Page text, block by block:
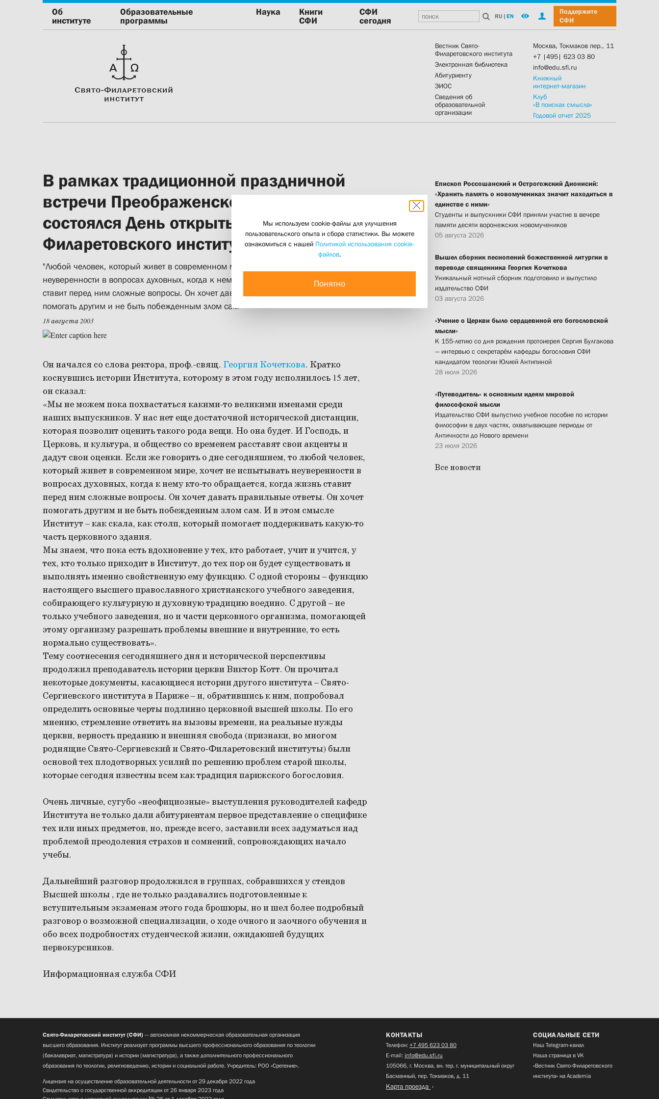
Об
институте
Образовательные
программы
Наука
Книги
СФИ
СФИ
сегодня
RU | EN
Поддержите
СФИ
Вестник Свято-
Филаретовского института
Электронная библиотека
Абитуриенту
ЭИОС
Сведения об
образовательной
организации
Москва, Токмаков пер., 11
+7 |495| 623 03 80
info@edu.sfi.ru
Книжный
интернет-магазин
Клуб
«В поисках смысла»
Годовой отчет 2025
В рамках традиционной праздничной
встречи Преображенского братства
состоялся День открытых дверей Свято-
Филаретовского института
"Любой человек, который живет в современном мире, хочет не испытывать
неуверенности в вопросах духовных, когда к нему кто-то обращается, когда жизнь
ставит перед ним сложные вопросы. Он хочет давать правильные ответы. Он хочет
помогать другим и не быть побежденным злом сам"
18 августа 2003
Он начался со слова ректора, проф.-свящ. Георгия Кочеткова. Кратко
коснувшись истории Института, которому в этом году исполнилось 15 лет,
он сказал:
«Мы не можем пока похвастаться какими-то великими именами среди
наших выпускников. У нас нет еще достаточной исторической дистанции,
которая позволит оценить такого рода вещи. Но она будет. И Господь, и
Церковь, и культура, и общество со временем расставят свои акценты и
дадут свои оценки. Если же говорить о дне сегодняшнем, то любой человек,
который живет в современном мире, хочет не испытывать неуверенности в
вопросах духовных, когда к нему кто-то обращается, когда жизнь ставит
перед ним сложные вопросы. Он хочет давать правильные ответы. Он хочет
помогать другим и не быть побежденным злом сам. И в этом смысле
Институт – как скала, как столп, который помогает поддерживать какую-то
часть церковного здания.
Мы знаем, что пока есть вдохновение у тех, кто работает, учит и учится, у
тех, кто только приходит в Институт, до тех пор он будет существовать и
выполнять именно свойственную ему функцию. С одной стороны – функцию
настоящего высшего православного христианского учебного заведения,
собирающего культурную и духовную традицию воедино. С другой – не
только учебного заведения, но и части церковного организма, помогающей
этому организму разрешать проблемы внешние и внутренние, то есть
нормально существовать».
Тему соотнесения сегодняшнего дня и исторической перспективы
продолжил преподаватель истории церкви Виктор Котт. Он прочитал
некоторые документы, касающиеся истории другого института – Свято-
Сергиевского института в Париже – и, обратившись к ним, попробовал
определить основные черты подлинно церковной высшей школы. По его
мнению, стремление ответить на вызовы времени, на реальные нужды
церкви, верность преданию и внешняя свобода (признаки, во многом
роднящие Свято-Сергиевский и Свято-Филаретовский институты) были
основой тех плодотворных усилий по решению проблем старой школы,
которые сегодня известны всем как традиция парижского богословия.
Очень личные, сугубо «неофициозные» выступления руководителей кафедр
Института не только дали абитуриентам первое представление о специфике
тех или иных предметов, но, прежде всего, заставили всех задуматься над
проблемой преодоления страхов и сомнений, сопровождающих начало
учебы.
Дальнейший разговор продолжился в группах, собравшихся у стендов
Высшей школы , где не только раздавались подготовленные к
вступительным экзаменам этого года брошюры, но и шел более подробный
разговор о возможной специализации, о ходе очного и заочного обучения и
обо всех подробностях студенческой жизни, ожидаюшей будущих
первокурсников.
Информационная служба СФИ
Епископ Россошанский и Острогожский Дионисий:
«Хранить память о новомучениках значит находиться в
единстве с ними»
Студенты и выпускники СФИ приняли участие в вечере
памяти десяти воронежских новомучеников
05 августа 2026
Вышел сборник песнопений божественной литургии в
переводе священника Георгия Кочеткова
Уникальный нотный сборник подготовило и выпустило
издательство СФИ
03 августа 2026
«Учение о Церкви было сердцевиной его богословской
мысли»
К 155-летию со дня рождения протоиерея Сергия Булгакова
— интервью с секретарём кафедры богословия СФИ
кандидатом теологии Юлией Антипиной
28 июля 2026
«Путеводитель» к основным идеям мировой
философской мысли
Издательство СФИ выпустило учебное пособие по истории
философии в двух частях, охватывающее периоды от
Античности до Нового времени
23 июля 2026
Все новости
Мы используем cookie-файлы для улучшения
пользовательского опыта и сбора статистики. Вы можете
ознакомиться с нашей Политикой использования cookie-
файлов.
Понятно
Свято-Филаретовский институт (СФИ) — автономная некоммерческая образовательная организация
высшего образования. Институт реализует программы высшего профессионального образования по теологии
(бакалавриат, магистратура) и истории (магистратура), а также дополнительного профессионального
образования по теологии, религиоведению, истории и социальной работе. Учредитель: РОО «Сретение».
Лицензия на осуществление образовательной деятельности от 29 декабря 2022 года
Свидетельство о государственной аккредитации от 26 января 2023 года
КОНТАКТЫ
Телефон: +7 495 623 03 80
E-mail: info@edu.sfi.ru
105066, г. Москва, вн. тер. г. муниципальный округ
Басманный, пер. Токмаков, д. 11
Карта проезда
СОЦИАЛЬНЫЕ СЕТИ
Наш Telegram-канал
Наша страница в VK
«Вестник Свято-Филаретовского
института» на Academia